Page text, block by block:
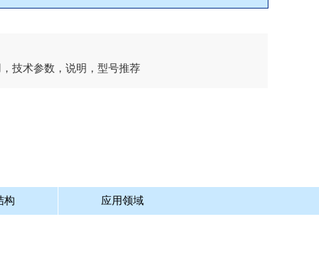
技术参数，说明，型号推荐
构 应用领域